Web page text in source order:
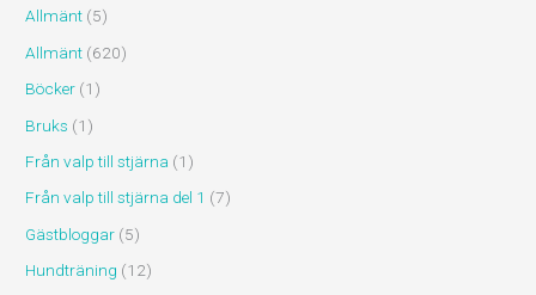
Allmänt (5)
Allmänt (620)
Böcker (1)
Bruks (1)
Från valp till stjärna (1)
Från valp till stjärna del 1 (7)
Gästbloggar (5)
Hundträning (12)